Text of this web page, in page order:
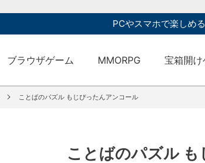
PCやスマホで楽しめ
ブラウザゲーム MMORPG 宝箱開け
ことばのパズル もじぴったんアンコール
ことばのパズル